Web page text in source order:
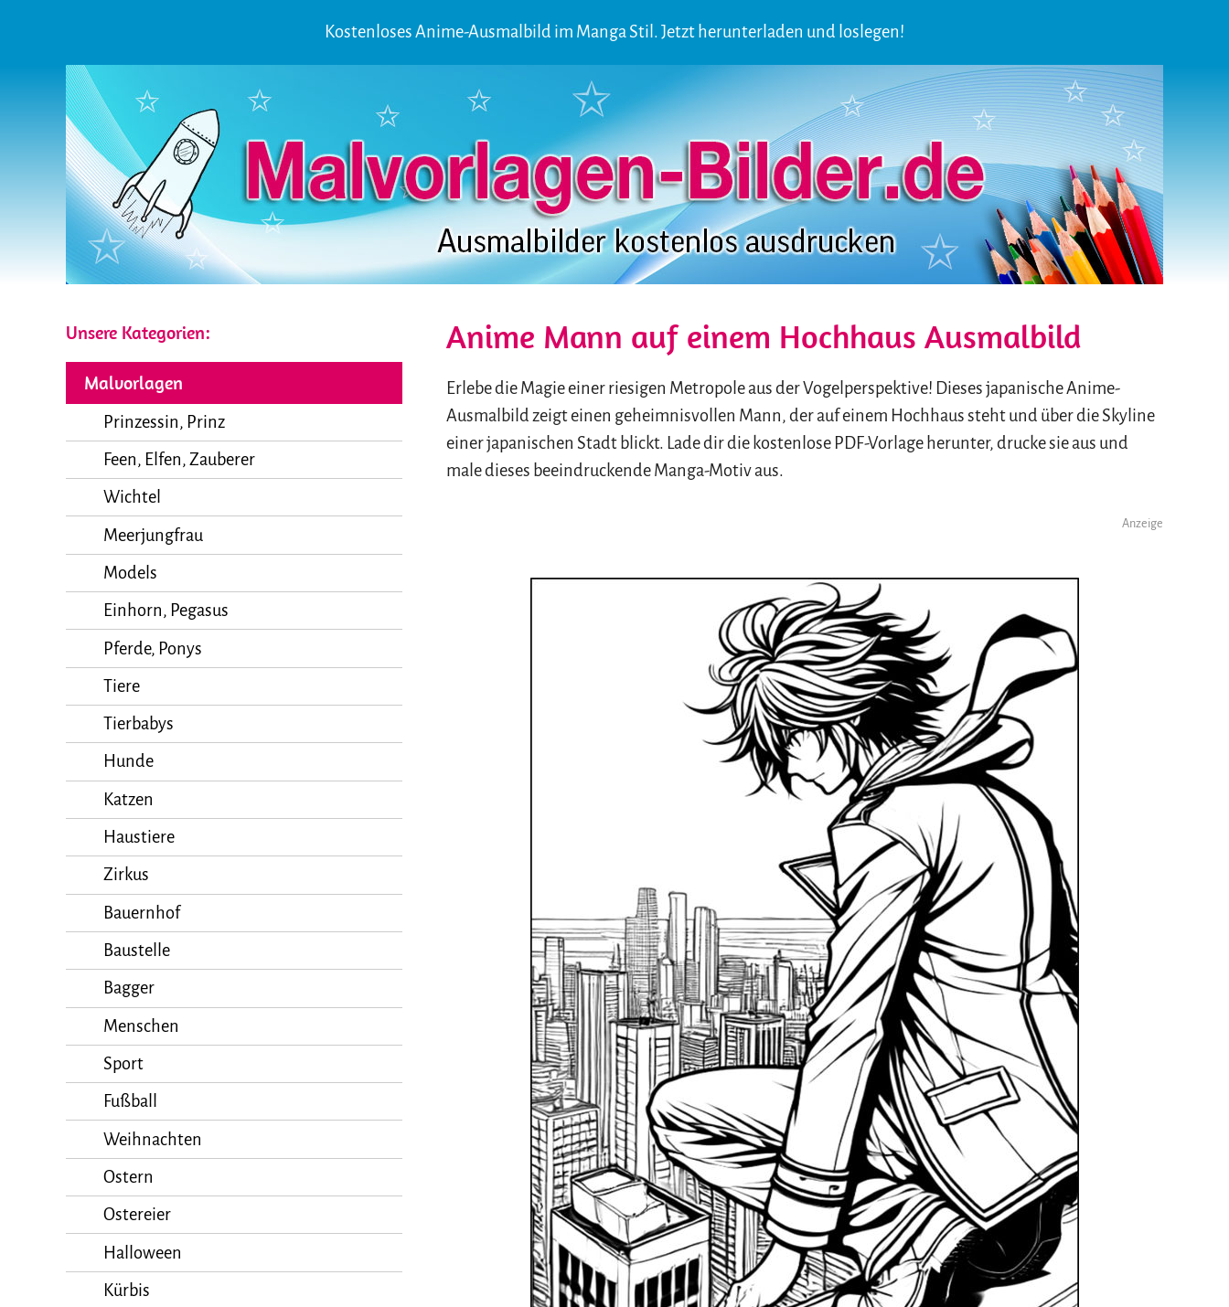
Kostenloses Anime-Ausmalbild im Manga Stil. Jetzt herunterladen und loslegen!
Unsere Kategorien:
Malvorlagen
Prinzessin, Prinz
Feen, Elfen, Zauberer
Wichtel
Meerjungfrau
Models
Einhorn, Pegasus
Pferde, Ponys
Tiere
Tierbabys
Hunde
Katzen
Haustiere
Zirkus
Bauernhof
Baustelle
Bagger
Menschen
Sport
Fußball
Weihnachten
Ostern
Ostereier
Halloween
Kürbis
Anime Mann auf einem Hochhaus Ausmalbild
Erlebe die Magie einer riesigen Metropole aus der Vogelperspektive! Dieses japanische Anime-
Ausmalbild zeigt einen geheimnisvollen Mann, der auf einem Hochhaus steht und über die Skyline
einer japanischen Stadt blickt. Lade dir die kostenlose PDF-Vorlage herunter, drucke sie aus und
male dieses beeindruckende Manga-Motiv aus.
Anzeige